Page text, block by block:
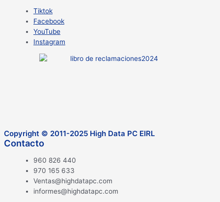
Tiktok
Facebook
YouTube
Instagram
Copyright © 2011-2025 High Data PC EIRL
Contacto
960 826 440
970 165 633
Ventas@highdatapc.com
informes@highdatapc.com